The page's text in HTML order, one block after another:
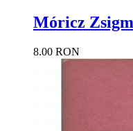
Móricz
8.00 RON